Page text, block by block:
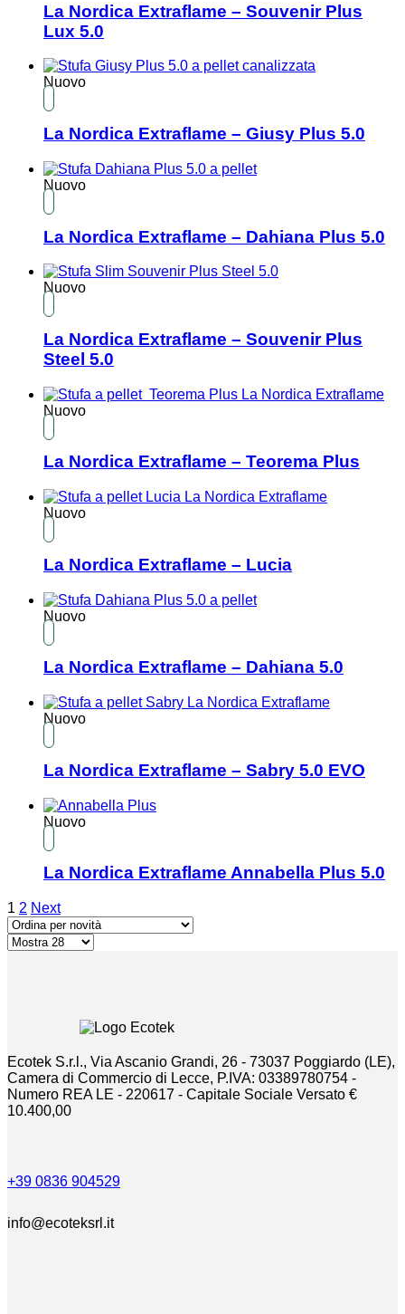
La Nordica Extraflame – Souvenir Plus
Lux 5.0
Nuovo
La Nordica Extraflame – Giusy Plus 5.0
Nuovo
La Nordica Extraflame – Dahiana Plus 5.0
Nuovo
La Nordica Extraflame – Souvenir Plus
Steel 5.0
Nuovo
La Nordica Extraflame – Teorema Plus
Nuovo
La Nordica Extraflame – Lucia
Nuovo
La Nordica Extraflame – Dahiana 5.0
Nuovo
La Nordica Extraflame – Sabry 5.0 EVO
Nuovo
La Nordica Extraflame Annabella Plus 5.0
1 2 Next
Ecotek S.r.l., Via Ascanio Grandi, 26 - 73037 Poggiardo (LE),
Camera di Commercio di Lecce, P.IVA: 03389780754 -
Numero REA LE - 220617 - Capitale Sociale Versato €
10.400,00
+39 0836 904529
info@ecoteksrl.it